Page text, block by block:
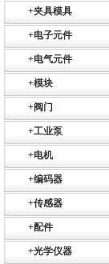
+夹具模具
+电子元件
+电气元件
+模块
+阀门
+工业泵
+电机
+编码器
+传感器
+配件
+光学仪器